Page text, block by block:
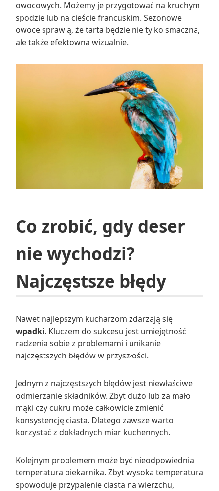
owocowych. Możemy je przygotować na kruchym
spodzie lub na cieście francuskim. Sezonowe
owoce sprawią, że tarta będzie nie tylko smaczna,
ale także efektowna wizualnie.
Co zrobić, gdy deser
nie wychodzi?
Najczęstsze błędy
Nawet najlepszym kucharzom zdarzają się
wpadki. Kluczem do sukcesu jest umiejętność
radzenia sobie z problemami i unikanie
najczęstszych błędów w przyszłości.
Jednym z najczęstszych błędów jest niewłaściwe
odmierzanie składników. Zbyt dużo lub za mało
mąki czy cukru może całkowicie zmienić
konsystencję ciasta. Dlatego zawsze warto
korzystać z dokładnych miar kuchennych.
Kolejnym problemem może być nieodpowiednia
temperatura piekarnika. Zbyt wysoka temperatura
spowoduje przypalenie ciasta na wierzchu,